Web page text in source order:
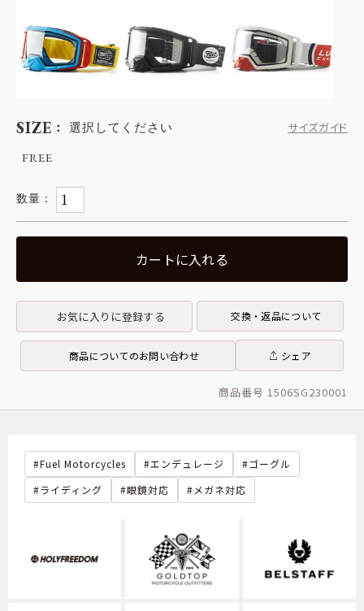
SIZE 選択してください
サイズガイド
FREE
カートに入れる
お気に入りに登録する 交換・返品について
商品についてのお問い合わせ シェア
商品番号 1506SG230001
Fuel Motorcycles エンデュレージ
ゴーグル
ライディング
眼鏡対応 メガネ対応